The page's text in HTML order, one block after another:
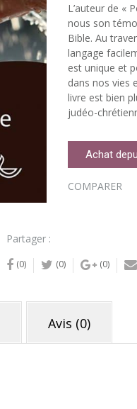
L’auteur de «
nous son
Bible. Au
langage
est unique et
dans nos vies
livre est bien
judéo-
Achat
COMPARER
Partager :
(0) (0) (0)
Avis (0)